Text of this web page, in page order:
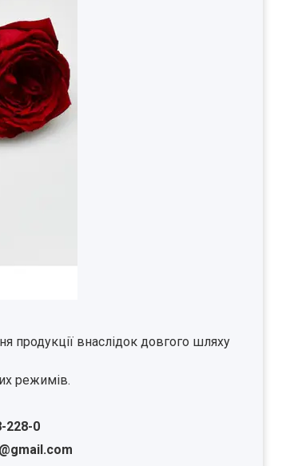
продукції внаслідок довгого шляху
режимів.
228-0